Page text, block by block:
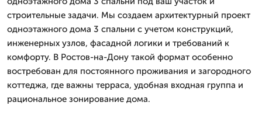
строительные задачи. Мы создаем архитектурный проект
одноэтажного дома 3 спальни с учетом конструкций,
инженерных узлов, фасадной логики и требований к
комфорту. В Ростов-на-Дону такой формат особенно
востребован для постоянного проживания и загородного
коттеджа, где важны терраса, удобная входная группа и
рациональное зонирование дома.